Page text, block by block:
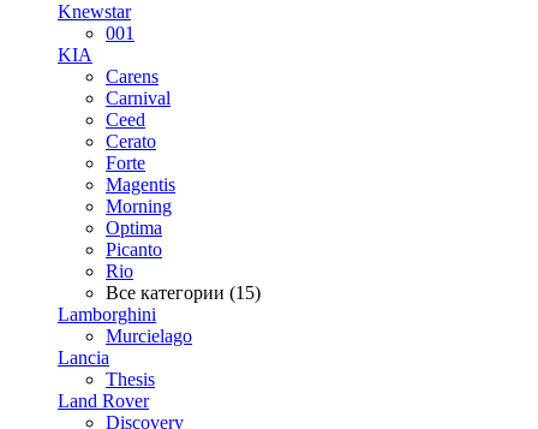
Knewstar
001
KIA
Carens
Carnival
Ceed
Cerato
Forte
Magentis
Morning
Optima
Picanto
Rio
Все категории (15)
Lamborghini
Murcielago
Lancia
Thesis
Land Rover
Discovery